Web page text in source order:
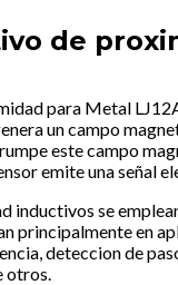
de
para Metal
un campo
este campo
emite una señal
inductivos se
principalmente en
deteccion de
otros.